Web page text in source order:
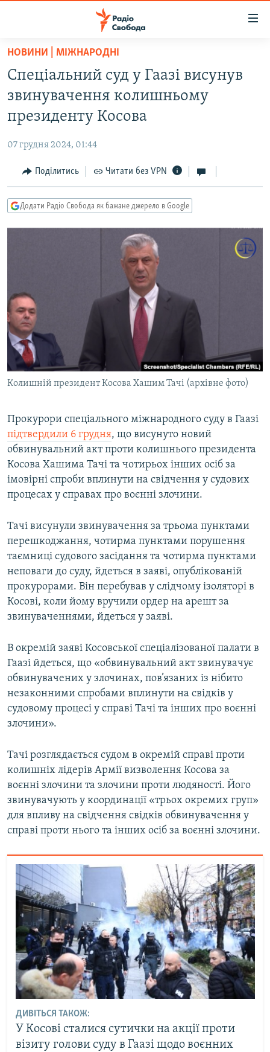
Перейти
основного
матеріалу
до
основної
навігації
Перейти
до
пошуку
ВСЕ ЗА ДОБУ
СТАТТІ
ЕКОНОМІКА
СУСПІЛЬСТВО
РОСІЙСЬКА «ФІЛЬТРАЦІЯ»
ДОНБАС.РЕАЛІЇ
ТИ ЯК?
ФОТО
СПЕЦПРОЄКТИ
ПОДКАСТИ
КРИМ РЕАЛІЇ
УКР
КТАТ
Усі сайти RFE/RL
НОВИНИ | МІЖНАРОДНІ
Спеціальний суд у Гаазі висунув
звинувачення колишньому
президенту Косова
07 грудня 2024, 01:44
Поділитись Читати без VPN
Додати Радіо Свобода як бажане джерело в Google
Колишній президент Косова Хашим Тачі (архівне фото)
Прокурори спеціального міжнародного суду в Гаазі
підтвердили 6 грудня, що висунуто новий
обвинувальний акт проти колишнього президента
Косова Хашима Тачі та чотирьох інших осіб за
імовірні спроби вплинути на свідчення у судових
процесах у справах про воєнні злочини.
Тачі висунули звинувачення за трьома пунктами
перешкоджання, чотирма пунктами порушення
таємниці судового засідання та чотирма пунктами
неповаги до суду, йдеться в заяві, опублікованій
прокурорами. Він перебував у слідчому ізоляторі в
Косові, коли йому вручили ордер на арешт за
звинуваченнями, йдеться у заяві.
В окремій заяві Косовської спеціалізованої палати в
Гаазі йдеться, що «обвинувальний акт звинувачує
обвинувачених у злочинах, пов’язаних із нібито
незаконними спробами вплинути на свідків у
судовому процесі у справі Тачі та інших про воєнні
злочини».
Тачі розглядається судом в окремій справі проти
колишніх лідерів Армії визволення Косова за
воєнні злочини та злочини проти людяності. Його
звинувачують у координації «трьох окремих груп»
для впливу на свідчення свідків обвинувачення у
справі проти нього та інших осіб за воєнні злочини.
ДИВІТЬСЯ ТАКОЖ:
У Косові сталися сутички на акції проти
візиту голови суду в Гаазі щодо воєнних